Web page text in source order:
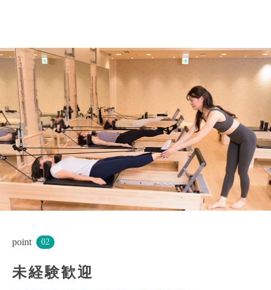
point 02
未経験歓迎